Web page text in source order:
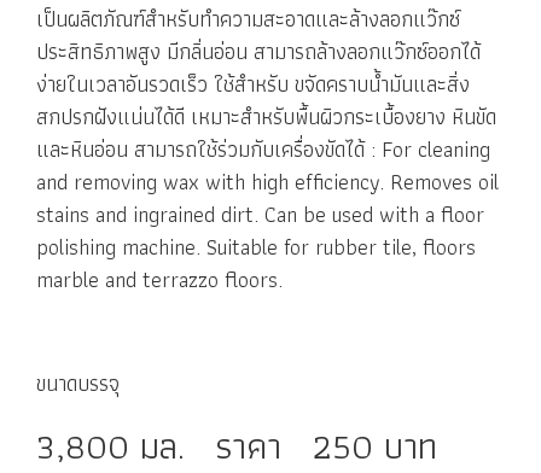
เป็นผลิตภัณฑ์สำหรับทำความสะอาดและล้างลอกแว๊กซ์
ประสิทธิภาพสูง มีกลิ่นอ่อน สามารถล้างลอกแว๊กซ์ออกได้
ง่ายในเวลาอันรวดเร็ว ใช้สำหรับ ขจัดคราบน้ำมันและสิ่ง
สกปรกฝังแน่นได้ดี เหมาะสำหรับพื้นผิวกระเบื้องยาง หินขัด
และหินอ่อน สามารถใช้ร่วมกับเครื่องขัดได้ : For cleaning
and removing wax with high efficiency. Removes oil
stains and ingrained dirt. Can be used with a floor
polishing machine. Suitable for rubber tile, floors
marble and terrazzo floors.
ขนาดบรรจุ
3,800 มล. ราคา 250 บาท